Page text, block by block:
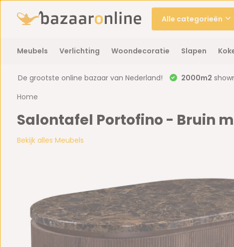
Alle categorieën
Meubels Verlichting Woondecoratie Slapen
De grootste online bazaar van Nederland! 2000m2
Home
Salontafel Portofino - Bruin
Bekijk alles Meubels